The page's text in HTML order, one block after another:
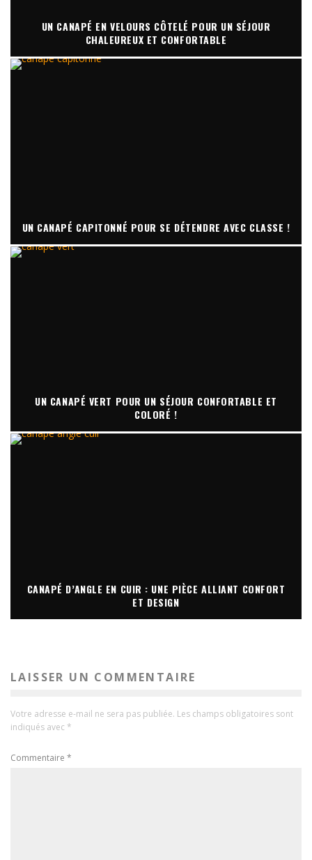
UN CANAPÉ EN VELOURS CÔTELÉ POUR UN SÉJOUR
CHALEUREUX ET CONFORTABLE
UN CANAPÉ CAPITONNÉ POUR SE DÉTENDRE AVEC CLASSE !
UN CANAPÉ VERT POUR UN SÉJOUR CONFORTABLE ET
COLORÉ !
CANAPÉ D’ANGLE EN CUIR : UNE PIÈCE ALLIANT CONFORT
ET DESIGN
LAISSER UN COMMENTAIRE
Votre adresse e-mail ne sera pas publiée. Les champs obligatoires sont
indiqués avec *
Commentaire *